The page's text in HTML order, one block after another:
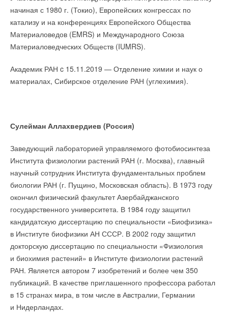
начиная с 1980 г. (Токио), Европейских конгрессах по
катализу и на конференциях Европейского Общества
Материаловедов (EMRS) и Международного Союза
Материаловедческих Обществ (IUMRS).
Академик РАН c 15.11.2019 — Отделение химии и наук о
материалах, Сибирское отделение РАН (углехимия).
Сулейман Аллахвердиев (Россия)
Заведующий лабораторией управляемого фотобиосинтеза
Института физиологии растений РАН (г. Москва), главный
научный сотрудник Института фундаментальных проблем
биологии РАН (г. Пущино, Московская область). В 1973 году
окончил физический факультет Азербайджанского
государственного университета. В 1984 году защитил
кандидатскую диссертацию по специальности «Биофизика»
в Институте биофизики АН СССР. В 2002 году защитил
докторскую диссертацию по специальности «Физиология
и биохимия растений» в Институте физиологии растений
РАН. Является автором 7 изобретений и более чем 350
публикаций. В качестве приглашенного профессора работал
в 15 странах мира, в том числе в Австралии, Германии
и Нидерландах.
деталь, он может попросить ее у коллег из других
регионов. Это позволяет сохранить ассортимент
и позиции на рынке, когда в каждый момент есть риск
задержки поставки из-за реалий мирового локдауна».
суперспособности у нас все же есть: даже в условиях
жесткой бизнес-конкуренции мы можем помогать ближнему,
окупается, но и позволяет развиваться быстрее.
Читайте по теме:
→ Новые времена — новые решения
ЖУРНАЛ СОК СЕНТЯБРЬ 2022
→
Moscow 2022
→ Бархатная реновация
ЖУРНАЛ СОК ДЕКАБРЬ 2021
→ Локальное потепление
ЖУРНАЛ СОК НОЯБРЬ 2021
→
Кто взломает вашу кофеварку: безопасен ли интернет
вещей?
НОВОСТИ СОК 8 ОКТЯБРЯ 2021
→
Почему растут цены на дома в России и что будет
дальше?
НОВОСТИ СОК 17 АВГУСТА 2021
→
Вне закона: почему пора менять 20-летнюю газовую